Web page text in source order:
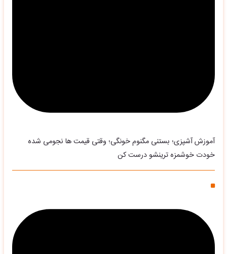
آموزش آشپزی؛ بستنی مگنوم خونگی؛ وقتی قیمت ها نجومی شده
خودت خوشمزه ترینشو درست کن